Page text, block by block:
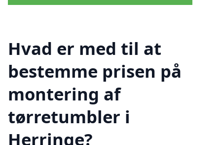
Hvad er med til at
bestemme prisen på
montering af
tørretumbler i
Herringe?